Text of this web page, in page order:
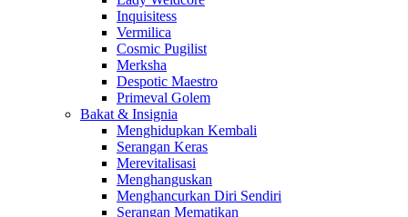
Inquisitess
Vermilica
Cosmic Pugilist
Merksha
Despotic Maestro
Primeval Golem
Bakat & Insignia
Menghidupkan Kembali
Serangan Keras
Merevitalisasi
Menghanguskan
Menghancurkan Diri Sendiri
Serangan Mematikan